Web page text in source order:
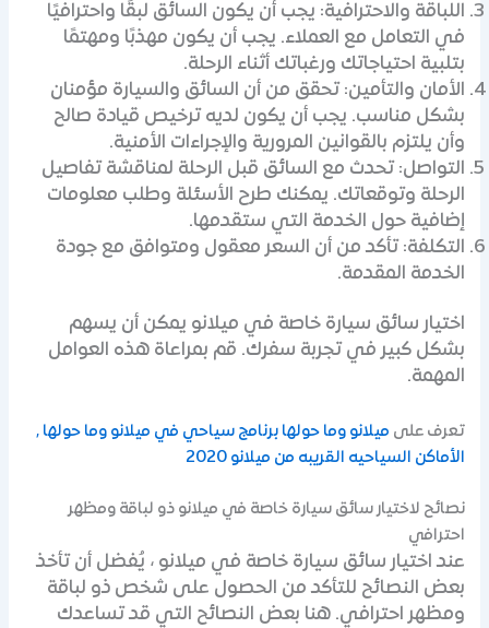
اللباقة والاحترافية: يجب أن يكون السائق لبقًا واحترافيًا
في التعامل مع العملاء. يجب أن يكون مهذبًا ومهتمًا
بتلبية احتياجاتك ورغباتك أثناء الرحلة.
الأمان والتأمين: تحقق من أن السائق والسيارة مؤمنان
بشكل مناسب. يجب أن يكون لديه ترخيص قيادة صالح
وأن يلتزم بالقوانين المرورية والإجراءات الأمنية.
التواصل: تحدث مع السائق قبل الرحلة لمناقشة تفاصيل
الرحلة وتوقعاتك. يمكنك طرح الأسئلة وطلب معلومات
إضافية حول الخدمة التي ستقدمها.
التكلفة: تأكد من أن السعر معقول ومتوافق مع جودة
الخدمة المقدمة.
اختيار سائق سيارة خاصة في ميلانو يمكن أن يسهم
بشكل كبير في تجربة سفرك. قم بمراعاة هذه العوامل
المهمة.
تعرف على ميلانو وما حولها برنامج سياحي في ميلانو وما حولها ,
الأماكن السياحيه القريبه من ميلانو 2020
نصائح لاختيار سائق سيارة خاصة في ميلانو ذو لباقة ومظهر
احترافي
عند اختيار سائق سيارة خاصة في ميلانو ، يُفضل أن تأخذ
بعض النصائح للتأكد من الحصول على شخص ذو لباقة
ومظهر احترافي. هنا بعض النصائح التي قد تساعدك